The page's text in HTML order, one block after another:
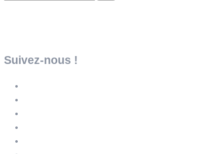
Suivez-nous !